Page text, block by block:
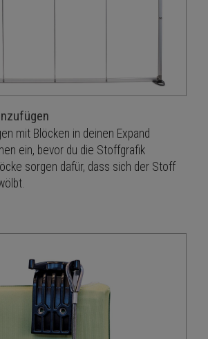
mit Blöcken in deinen Expand
ein, bevor du die Stoffgrafik
sorgen dafür, dass sich der Stoff